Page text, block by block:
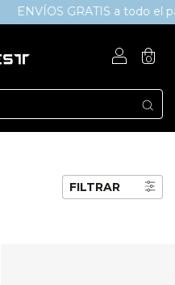
ENVÍOS GRATIS a todo el
0
FILTRAR